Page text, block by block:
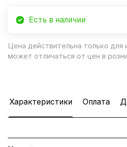
Есть в наличии
Цена действительна только для
может отличаться от цен в
Характеристики Оплата